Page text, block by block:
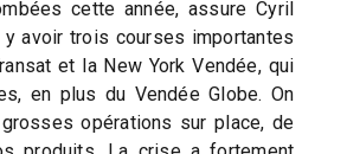
cette année, assure Cyril
y avoir trois courses importantes
et la New York Vendée, qui
en plus du Vendée Globe. On
opérations sur place, de